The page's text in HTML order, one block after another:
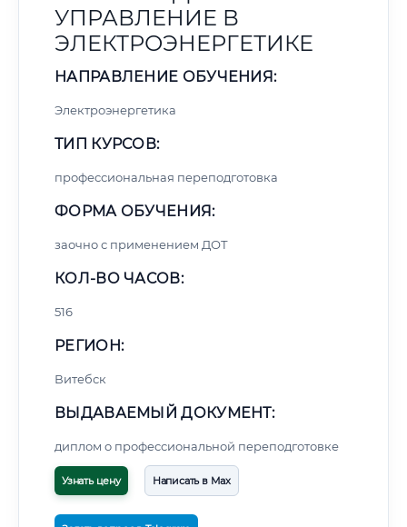
УПРАВЛЕНИЕ В
ЭЛЕКТРОЭНЕРГЕТИКЕ
НАПРАВЛЕНИЕ ОБУЧЕНИЯ:
Электроэнергетика
ТИП КУРСОВ:
профессиональная переподготовка
ФОРМА ОБУЧЕНИЯ:
заочно с применением ДОТ
КОЛ-ВО ЧАСОВ:
516
РЕГИОН:
Витебск
ВЫДАВАЕМЫЙ ДОКУМЕНТ:
диплом о профессиональной переподготовке
Узнать цену Написать в Max